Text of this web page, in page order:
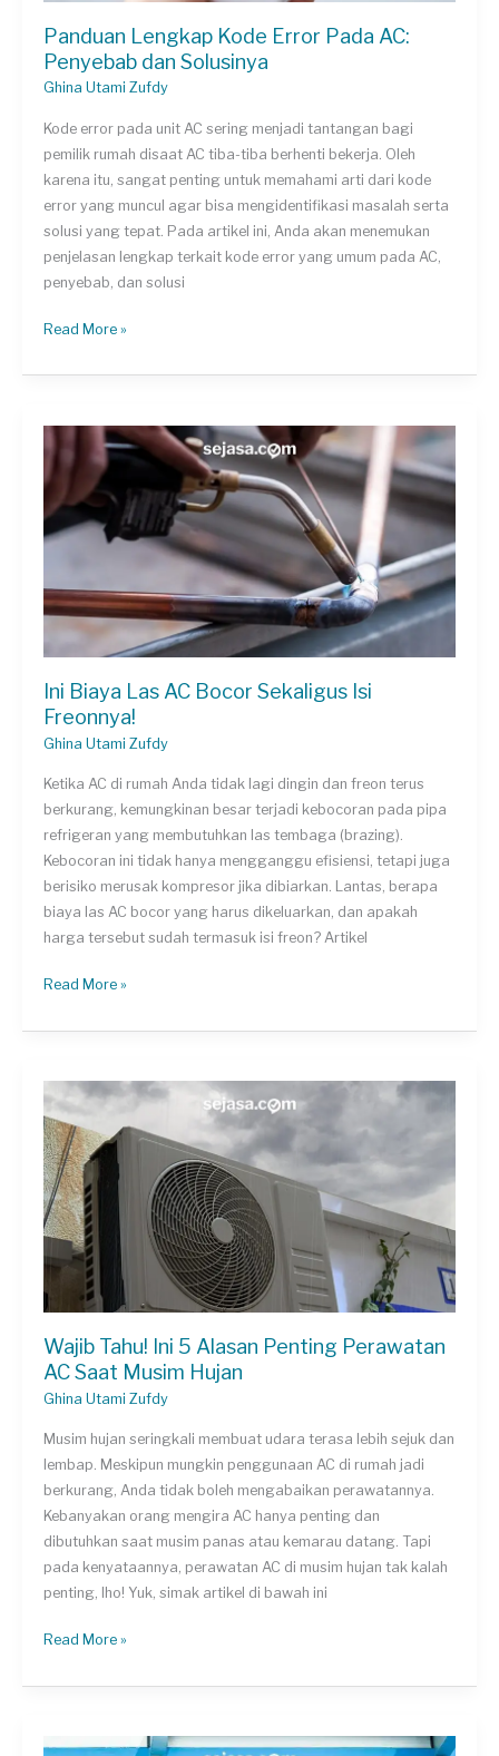
Panduan Lengkap Kode Error Pada AC:
Penyebab dan Solusinya
Ghina Utami Zufdy
Kode error pada unit AC sering menjadi tantangan bagi
pemilik rumah disaat AC tiba-tiba berhenti bekerja. Oleh
karena itu, sangat penting untuk memahami arti dari kode
error yang muncul agar bisa mengidentifikasi masalah serta
solusi yang tepat. Pada artikel ini, Anda akan menemukan
penjelasan lengkap terkait kode error yang umum pada AC,
penyebab, dan solusi
Panduan
Kode
Pada
AC:
Penyebab
dan
Solusinya
Read More »
Ini Biaya Las AC Bocor Sekaligus Isi
Freonnya!
Ghina Utami Zufdy
Ketika AC di rumah Anda tidak lagi dingin dan freon terus
berkurang, kemungkinan besar terjadi kebocoran pada pipa
refrigeran yang membutuhkan las tembaga (brazing).
Kebocoran ini tidak hanya mengganggu efisiensi, tetapi juga
berisiko merusak kompresor jika dibiarkan. Lantas, berapa
biaya las AC bocor yang harus dikeluarkan, dan apakah
harga tersebut sudah termasuk isi freon? Artikel
Ini
Las
Bocor
Sekaligus
Isi
Freonnya!
Read More »
Wajib Tahu! Ini 5 Alasan Penting Perawatan
AC Saat Musim Hujan
Ghina Utami Zufdy
Musim hujan seringkali membuat udara terasa lebih sejuk dan
lembap. Meskipun mungkin penggunaan AC di rumah jadi
berkurang, Anda tidak boleh mengabaikan perawatannya.
Kebanyakan orang mengira AC hanya penting dan
dibutuhkan saat musim panas atau kemarau datang. Tapi
pada kenyataannya, perawatan AC di musim hujan tak kalah
penting, lho! Yuk, simak artikel di bawah ini
Wajib
Ini
Read More »